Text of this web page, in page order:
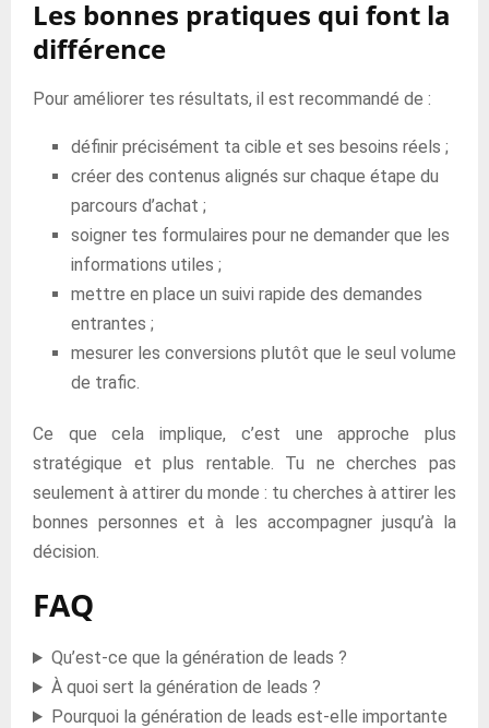
Les bonnes pratiques qui font la
différence
Pour améliorer tes résultats, il est recommandé de :
définir précisément ta cible et ses besoins réels ;
créer des contenus alignés sur chaque étape du
parcours d’achat ;
soigner tes formulaires pour ne demander que les
informations utiles ;
mettre en place un suivi rapide des demandes
entrantes ;
mesurer les conversions plutôt que le seul volume
de trafic.
Ce que cela implique, c’est une approche plus
stratégique et plus rentable. Tu ne cherches pas
seulement à attirer du monde : tu cherches à attirer les
bonnes personnes et à les accompagner jusqu’à la
décision.
FAQ
Qu’est-ce que la génération de leads ?
À quoi sert la génération de leads ?
Pourquoi la génération de leads est-elle importante